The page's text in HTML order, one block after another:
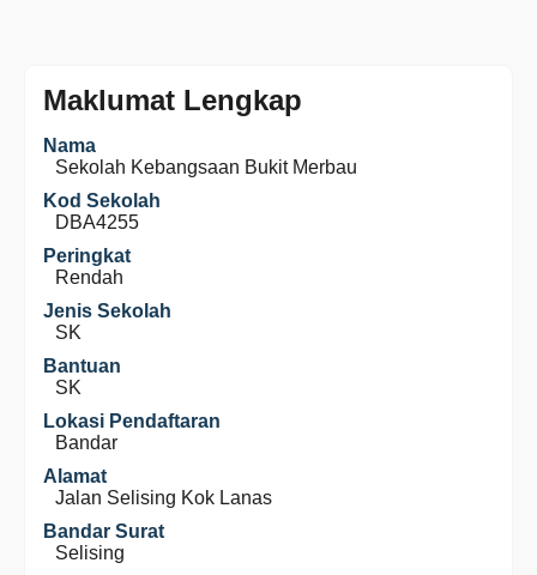
Maklumat Lengkap
Nama
Sekolah Kebangsaan Bukit Merbau
Kod Sekolah
DBA4255
Peringkat
Rendah
Jenis Sekolah
SK
Bantuan
SK
Lokasi Pendaftaran
Bandar
Alamat
Jalan Selising Kok Lanas
Bandar Surat
Selising